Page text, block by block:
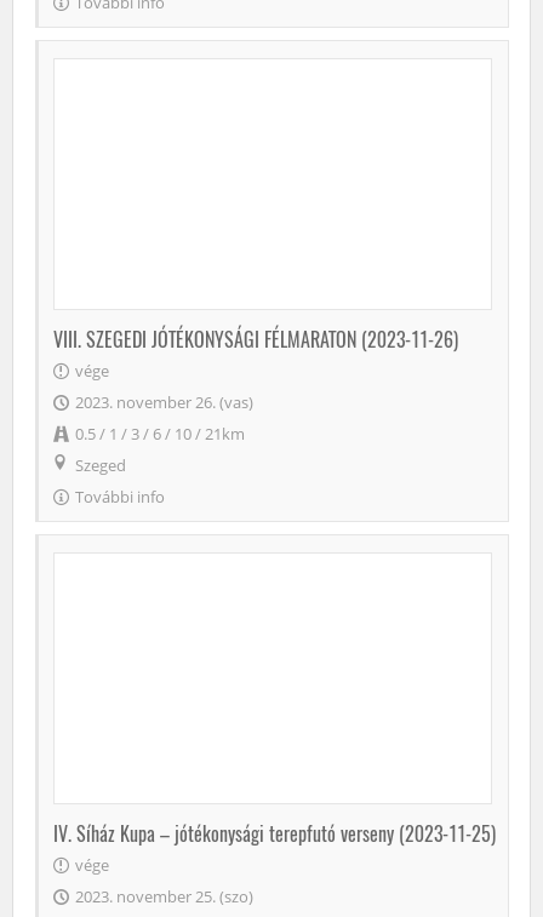
VIII. SZEGEDI JÓTÉKONYSÁGI FÉLMARATON (2023-11-26)
vége
2023. november 26. (vas)
0.5 / 1 / 3 / 6 / 10 / 21km
Szeged
További info
IV. Síház Kupa – jótékonysági terepfutó verseny (2023-11-25)
vége
2023. november 25. (szo)